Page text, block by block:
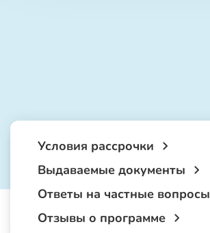
Условия рассрочки
Выдаваемые документы
Ответы на частные вопросы
Отзывы о программе